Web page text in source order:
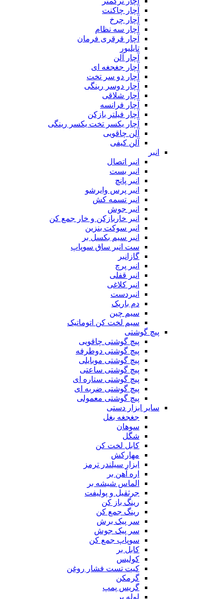
آچار چاکنت
آچار چرخ
آچار سه نظام
آچار قرقری فرمان
تایلیور
آچار آلن
آچار جغجغه ای
آچار دو سر تخت
آچار دوسر رینگی
آچار شلاقی
آچار فرانسه
آچار فیلتر بازکن
آچار یکسر تخت یکسر رینگی
آلن چاقویی
آلن کیفی
انبر
انبر اتصال
انبر بست
انبر پانچ
انبر پرس وایرشو
انبر تسمه کش
انبر جوش
انبر خاربازکن و خار جمع کن
انبر سوکت بنزین
انبر سیم بکسل بر
ست انبر ساق سوپاپ
گازانبر
انبر پرچ
انبر قفلی
انبر کلاغی
انبردست
دم باریک
سیم چین
سیم لخت کن اتوماتیک
پیچ گوشتی
پیچ گوشتی چاقویی
پیچ گوشتی دوطرفه
پیچ گوشتی موبایلی
پیچ گوشتی ساعتی
پیچ گوشتی ستاره ای
پیچ گوشتی ضربه ای
پیچ گوشتی معمولی
سایر ابزار دستی
جغجغه بغل
سوهان
شگل
کابل لخت کن
مهارکش
ابزار سیلندر ترمز
اره آهن بر
الماس شیشه بر
جرثقیل و پولیفت
رینگ باز کن
رینگ جمع کن
سر پیک برش
سر پیک جوش
سوپاپ جمع کن
کابل بر
کولیس
کیت تست فشار روغن
گرمکن
گریس پمپ
لوله بر